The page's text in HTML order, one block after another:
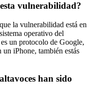
vulnerabilidad?
la vulnerabilidad está en
operativo del
un protocolo de Google,
un iPhone, también estás
han sido